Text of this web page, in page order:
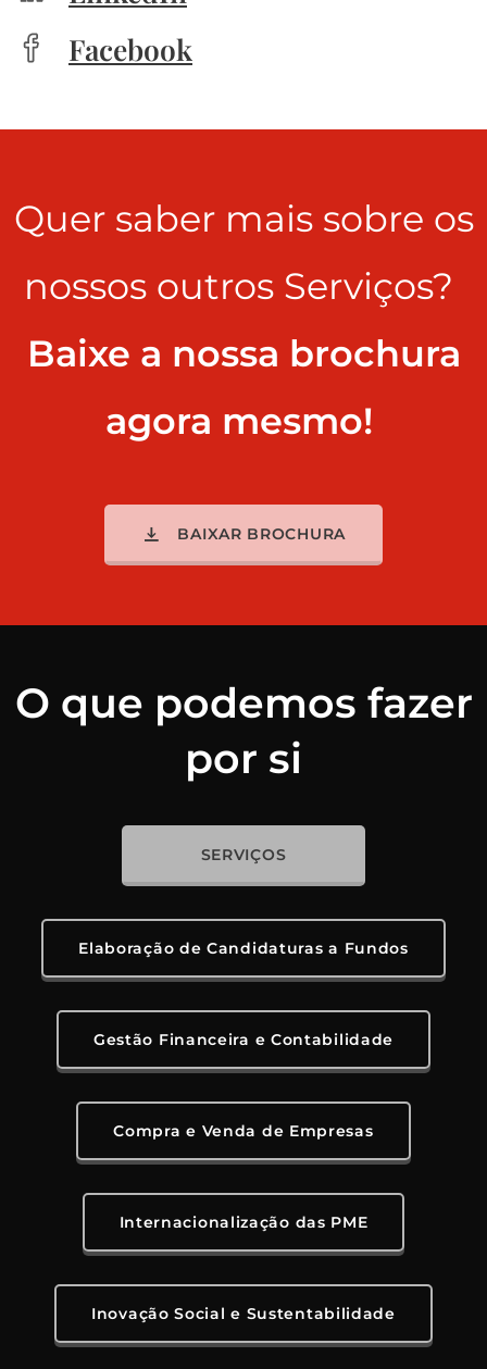
Facebook
Quer saber mais sobre os
nossos outros Serviços?
Baixe a nossa brochura
agora mesmo!
BAIXAR BROCHURA
O que podemos fazer
por si
SERVIÇOS
Elaboração de Candidaturas a Fundos
Gestão Financeira e Contabilidade
Compra e Venda de Empresas
Internacionalização das PME
Inovação Social e Sustentabilidade